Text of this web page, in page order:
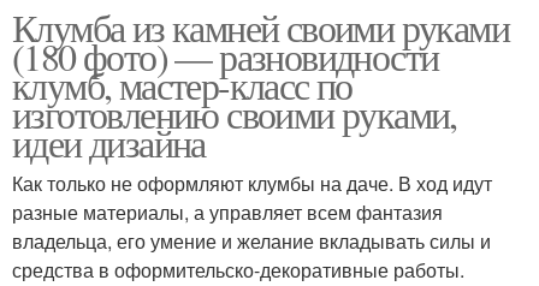
Клумба из камней своими руками
(180 фото) — разновидности
клумб, мастер-класс по
изготовлению своими руками,
идеи дизайна
Как только не оформляют клумбы на даче. В ход идут
разные материалы, а управляет всем фантазия
владельца, его умение и желание вкладывать силы и
средства в оформительско-декоративные работы.